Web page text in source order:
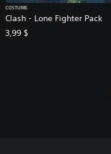
Clash - Lone Fighter Pack
COSTUME
3,99 $